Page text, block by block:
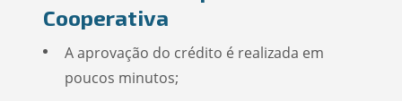
Cooperativa
A aprovação do crédito é realizada em
poucos minutos;